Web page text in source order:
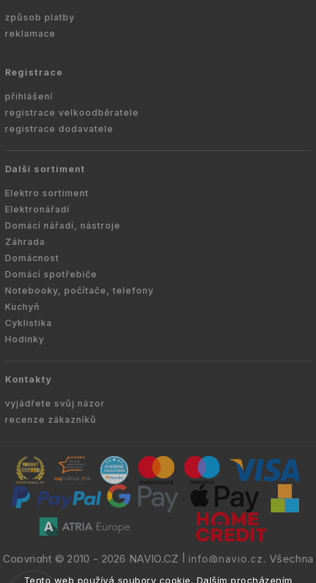
Tento web používá soubory cookie. Dalším procházením
způsob platby
reklamace
Registrace
přihlášení
registrace velkoodběratele
registrace dodavatele
Další sortiment
Elektro sortiment
Elektronářadí
Domácí nářadí, nástroje
Záhrada
Domácnost
Domácí spotřebiče
Notebooky, počítače, telefony
Kuchyň
Cyklistika
Hodinky
Kontakty
vyjádřete svůj názor
recenze zákazníků
Copyright © 2010 - 2026 NAVIO.CZ info@navio.cz. Všechna
práva vyhrazena.